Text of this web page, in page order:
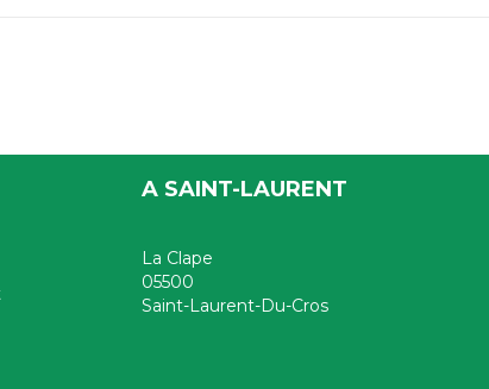
A SAINT-LAURENT
La Clape
05500
Saint-Laurent-Du-Cros